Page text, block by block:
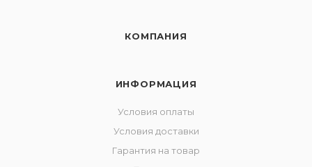
КОМПАНИЯ
ИНФОРМАЦИЯ
Условия оплаты
Условия доставки
Гарантия на товар